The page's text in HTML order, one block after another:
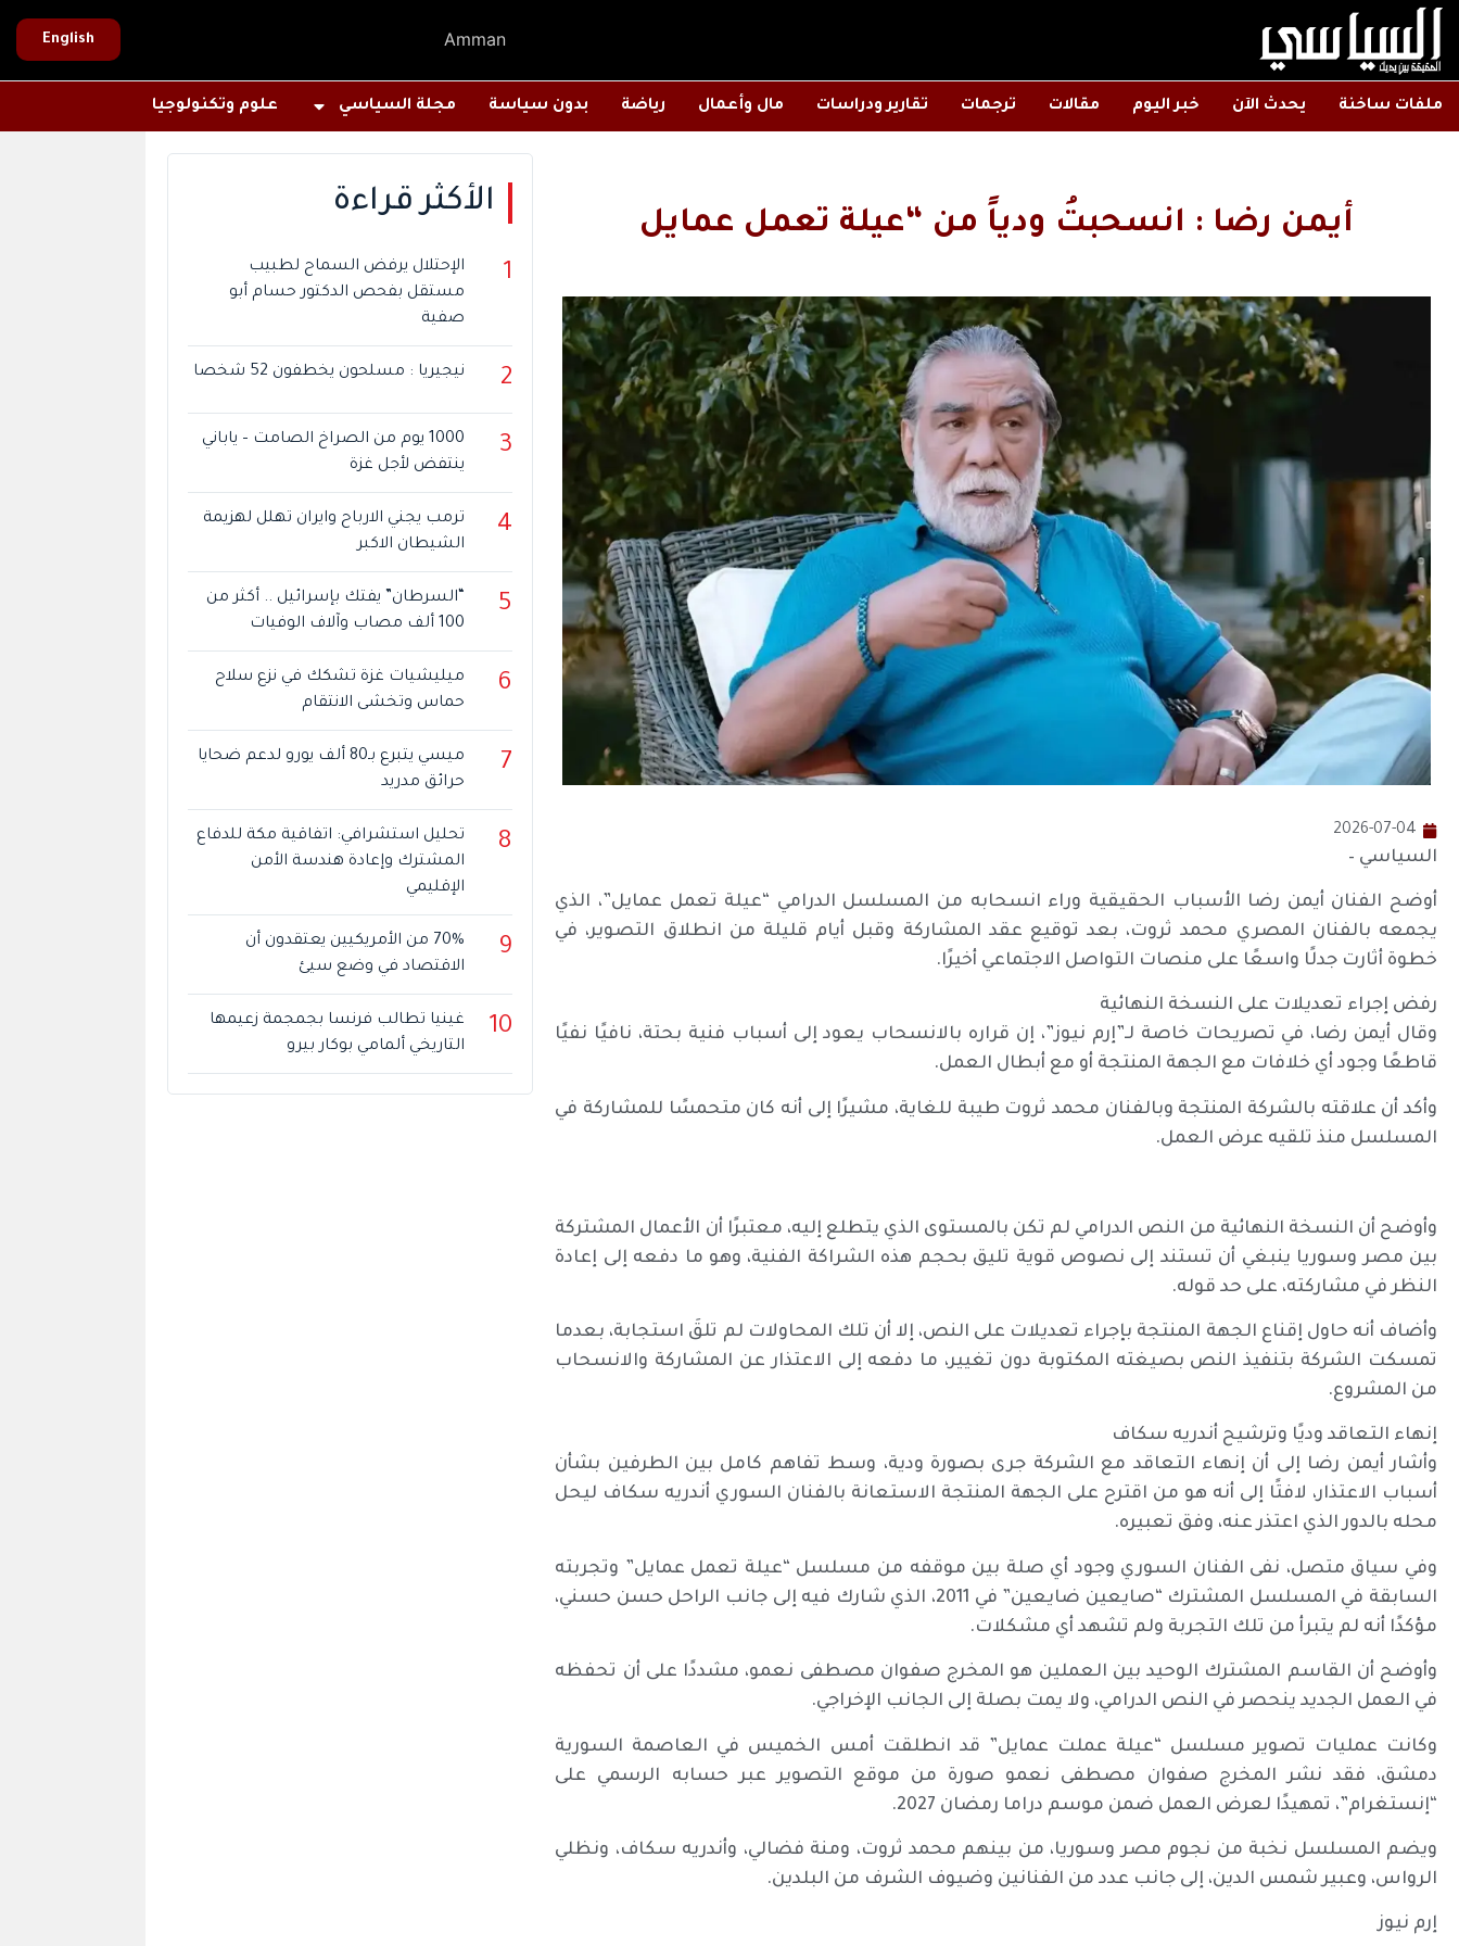
Amman
English
ملفات ساخنة يحدث الآن خبر اليوم مقالات ترجمات تقارير ودراسات مال وأعمال رياضة بدون سياسة مجلة السياسي علوم وتكنولوجيا
أيمن رضا : انسحبتُ ودياً من “عيلة تعمل عمايل
2026-07-04
السياسي –
أوضح الفنان أيمن رضا الأسباب الحقيقية وراء انسحابه من المسلسل الدرامي “عيلة تعمل عمايل”، الذي
يجمعه بالفنان المصري محمد ثروت، بعد توقيع عقد المشاركة وقبل أيام قليلة من انطلاق التصوير، في
خطوة أثارت جدلًا واسعًا على منصات التواصل الاجتماعي أخيرًا.
رفض إجراء تعديلات على النسخة النهائية
وقال أيمن رضا، في تصريحات خاصة لـ”إرم نيوز”، إن قراره بالانسحاب يعود إلى أسباب فنية بحتة، نافيًا نفيًا
قاطعًا وجود أي خلافات مع الجهة المنتجة أو مع أبطال العمل.
وأكد أن علاقته بالشركة المنتجة وبالفنان محمد ثروت طيبة للغاية، مشيرًا إلى أنه كان متحمسًا للمشاركة في
المسلسل منذ تلقيه عرض العمل.
وأوضح أن النسخة النهائية من النص الدرامي لم تكن بالمستوى الذي يتطلع إليه، معتبرًا أن الأعمال المشتركة
بين مصر وسوريا ينبغي أن تستند إلى نصوص قوية تليق بحجم هذه الشراكة الفنية، وهو ما دفعه إلى إعادة
النظر في مشاركته، على حد قوله.
وأضاف أنه حاول إقناع الجهة المنتجة بإجراء تعديلات على النص، إلا أن تلك المحاولات لم تلقَ استجابة، بعدما
تمسكت الشركة بتنفيذ النص بصيغته المكتوبة دون تغيير، ما دفعه إلى الاعتذار عن المشاركة والانسحاب
من المشروع.
إنهاء التعاقد وديًا وترشيح أندريه سكاف
وأشار أيمن رضا إلى أن إنهاء التعاقد مع الشركة جرى بصورة ودية، وسط تفاهم كامل بين الطرفين بشأن
أسباب الاعتذار، لافتًا إلى أنه هو من اقترح على الجهة المنتجة الاستعانة بالفنان السوري أندريه سكاف ليحل
محله بالدور الذي اعتذر عنه، وفق تعبيره.
وفي سياق متصل، نفى الفنان السوري وجود أي صلة بين موقفه من مسلسل “عيلة تعمل عمايل” وتجربته
السابقة في المسلسل المشترك “صايعين ضايعين” في 2011، الذي شارك فيه إلى جانب الراحل حسن حسني،
مؤكدًا أنه لم يتبرأ من تلك التجربة ولم تشهد أي مشكلات.
وأوضح أن القاسم المشترك الوحيد بين العملين هو المخرج صفوان مصطفى نعمو، مشددًا على أن تحفظه
في العمل الجديد ينحصر في النص الدرامي، ولا يمت بصلة إلى الجانب الإخراجي.
وكانت عمليات تصوير مسلسل “عيلة عملت عمايل” قد انطلقت أمس الخميس في العاصمة السورية
دمشق، فقد نشر المخرج صفوان مصطفى نعمو صورة من موقع التصوير عبر حسابه الرسمي على
“إنستغرام”، تمهيدًا لعرض العمل ضمن موسم دراما رمضان 2027.
ويضم المسلسل نخبة من نجوم مصر وسوريا، من بينهم محمد ثروت، ومنة فضالي، وأندريه سكاف، ونظلي
الرواس، وعبير شمس الدين، إلى جانب عدد من الفنانين وضيوف الشرف من البلدين.
إرم نيوز
الأكثر قراءة
1
الإحتلال يرفض السماح لطبيب
مستقل بفحص الدكتور حسام أبو
صفية
2 نيجيريا : مسلحون يخطفون 52 شخصا
3
1000 يوم من الصراخ الصامت – ياباني
ينتفض لأجل غزة
4
ترمب يجني الارباح وايران تهلل لهزيمة
الشيطان الاكبر
5
“السرطان” يفتك بإسرائيل .. أكثر من
100 ألف مصاب وآلاف الوفيات
6
ميليشيات غزة تشكك في نزع سلاح
حماس وتخشى الانتقام
7
ميسي يتبرع بـ80 ألف يورو لدعم ضحايا
حرائق مدريد
8
تحليل استشرافي: اتفاقية مكة للدفاع
المشترك وإعادة هندسة الأمن
الإقليمي
9
70% من الأمريكيين يعتقدون أن
الاقتصاد في وضع سيئ
10
غينيا تطالب فرنسا بجمجمة زعيمها
التاريخي ألمامي بوكار بيرو